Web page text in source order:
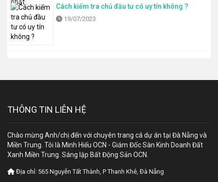
Cách kiểm tra chủ đầu tư có uy tín không ?
19/07/2023
THÔNG TIN LIÊN HỆ
Chào mừng Anh/chị đến với chuyên trang cá dự án tại Đà Nẵng và
Miền Trung. Tôi là Minh Hiếu OCN - Giám Đốc Sàn Kinh Doanh Đất
Xanh Miền Trung. Sáng lập Bất Động Sản OCN.
Địa chỉ: 565 Nguyễn Tất Thành, P Thanh Khê, Đà Nẵng